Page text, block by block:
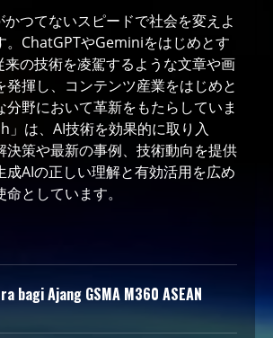
つてないスピードで社会を変えよ
。ChatGPTやGeminiをはじめとす
来の技術を凌駕するような文章や画
発揮し、コンテンツ産業をはじめと
分野において革新をもたらしていま
」は、AI技術を効果的に取り入
決策や最新の事例、技術動向を提供
成AIの正しい理解と有効活用を広め
としています。
bagi Ajang GSMA M360 ASEAN